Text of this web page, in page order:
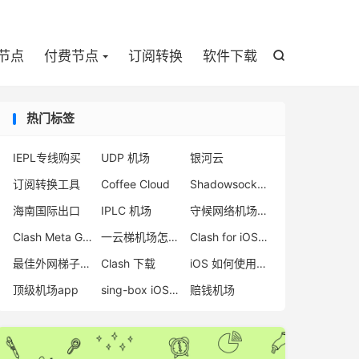

点 付费节点 订阅转换 软件下载
热门标签
IEPL专线购买 UDP 机场
银河云
订阅转换工具
Coffee Cloud
Shadowsocks 服务器
海南国际出口
IPLC 机场
守候网络机场评测
Clash Meta GUI
一云梯机场怎么样
Clash for iOS 官网地址
最佳外网梯子推荐
Clash 下载
iOS 如何使用小火箭 Shadowrocket
顶级机场app
sing-box iOS 客户端 赔钱机场